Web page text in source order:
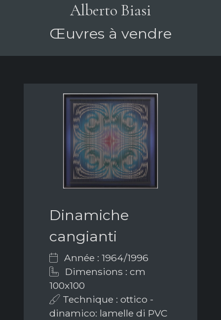
Alberto Biasi
Œuvres à vendre
Dinamiche
cangianti
Année : 1964/1996
Dimensions : cm
100x100
Technique : ottico -
dinamico: lamelle di PVC